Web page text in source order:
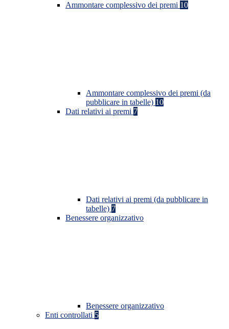
Ammontare complessivo dei premi 10
Ammontare complessivo dei premi (da
pubblicare in tabelle) 10
Dati relativi ai premi 7
Dati relativi ai premi (da pubblicare in
tabelle) 7
Benessere organizzativo
Benessere organizzativo
Enti controllati 5